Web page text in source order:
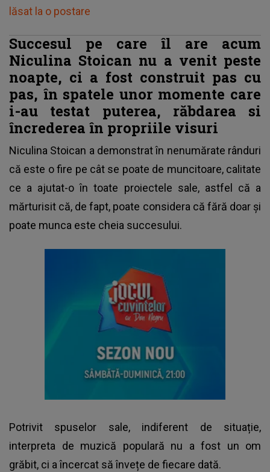
lăsat la o postare
Succesul pe care îl are acum
Niculina Stoican nu a venit peste
noapte, ci a fost construit pas cu
pas, în spatele unor momente care
i-au testat puterea, răbdarea si
încrederea în propriile visuri
Niculina Stoican a demonstrat în nenumărate rânduri
că este o fire pe cât se poate de muncitoare, calitate
ce a ajutat-o în toate proiectele sale, astfel că a
mărturisit că, de fapt, poate considera că fără doar și
poate munca este cheia succesului.
Potrivit spuselor sale, indiferent de situație,
interpreta de muzică populară nu a fost un om
grăbit, ci a încercat să învețe de fiecare dată.